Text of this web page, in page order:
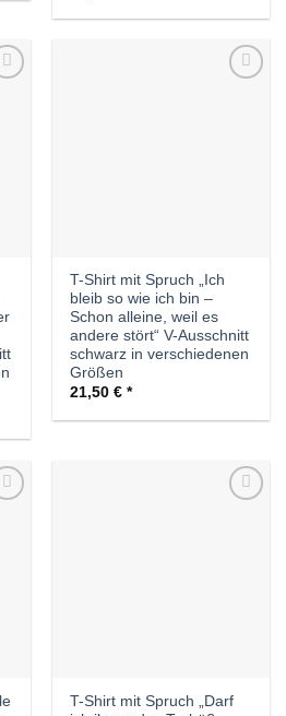
T-Shirt mit Spruch „Ich
bleib so wie ich bin –
Schon alleine, weil es
andere stört“ V-Ausschnitt
schwarz in verschiedenen
Größen
21,50€
T-Shirt mit Spruch „Darf